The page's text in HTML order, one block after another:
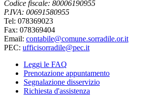
Codice fiscale: 80006190955
P.IVA: 00691580955
Tel: 078369023
Fax: 078369404
Email: contabile@comune.sorradile.or.it
PEC: ufficisorradile@pec.it
Leggi le FAQ
Prenotazione appuntamento
Segnalazione disservizio
Richiesta d'assistenza